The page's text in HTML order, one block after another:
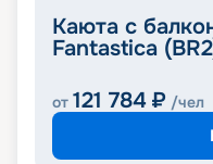
Каюта с
Fantastica
от 121 784 ₽ /чел